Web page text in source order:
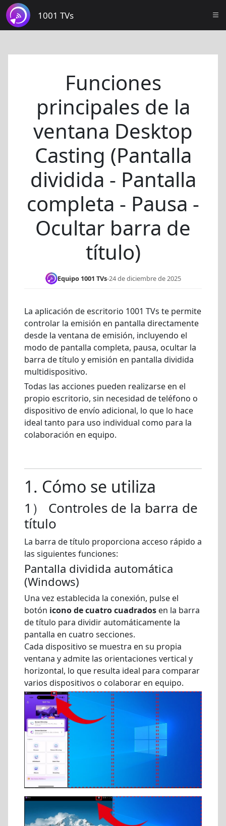
1001 TVs
Funciones
principales de la
ventana Desktop
Casting (Pantalla
dividida - Pantalla
completa - Pausa -
Ocultar barra de
título)
Equipo 1001 TVs-24 de diciembre de 2025
La aplicación de escritorio 1001 TVs te permite
controlar la emisión en pantalla directamente
desde la ventana de emisión, incluyendo el
modo de pantalla completa, pausa, ocultar la
barra de título y emisión en pantalla dividida
multidispositivo.
Todas las acciones pueden realizarse en el
propio escritorio, sin necesidad de teléfono o
dispositivo de envío adicional, lo que lo hace
ideal tanto para uso individual como para la
colaboración en equipo.
1. Cómo se utiliza
1） Controles de la barra de
título
La barra de título proporciona acceso rápido a
las siguientes funciones:
Pantalla dividida automática
(Windows)
Una vez establecida la conexión, pulse el
botón icono de cuatro cuadrados en la barra
de título para dividir automáticamente la
pantalla en cuatro secciones.
Cada dispositivo se muestra en su propia
ventana y admite las orientaciones vertical y
horizontal, lo que resulta ideal para comparar
varios dispositivos o colaborar en equipo.